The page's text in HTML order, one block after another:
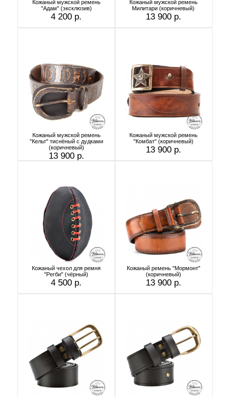
Кожаный мужской ремень
"Адам" (эксклюзив)
4 200 р.
Кожаный мужской ремень
Милитари (коричневый)
13 900 р.
Кожаный мужской ремень
"Кельт" тиснёный с дудками
(коричневый)
13 900 р.
Кожаный мужской ремень
"Комбат" (коричневый)
13 900 р.
Кожаный чехол для ремня
"Регби" (чёрный)
4 500 р.
Кожаный ремень "Мормонт"
(коричневый)
13 900 р.